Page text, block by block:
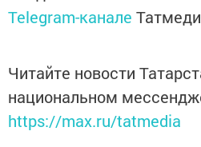
Telegram-канале
Читайте новости
национальном
https://max.ru/tatmedia